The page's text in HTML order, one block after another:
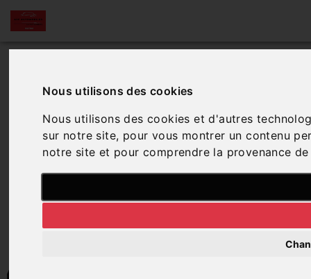
Nous utilisons des cookies
Nous utilisons des cookies et d'autres
sur notre site, pour vous montrer un contenu
notre site et pour comprendre la provenance